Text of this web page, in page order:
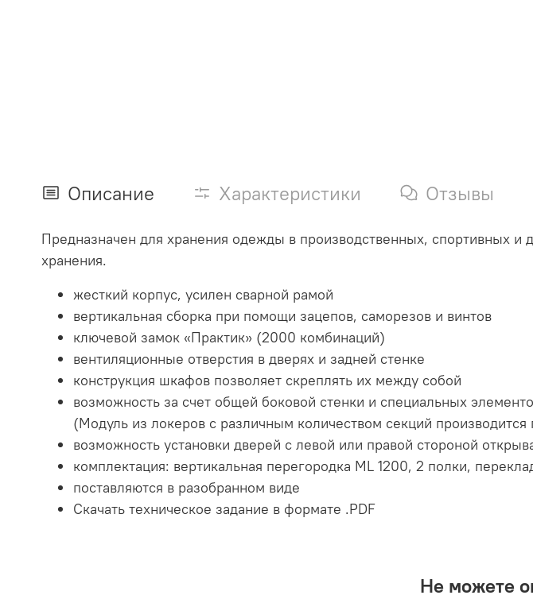
Описание Характеристики Отзывы
Предназначен для хранения одежды в производственных, спортивных и
хранения.
жесткий корпус, усилен сварной рамой
вертикальная сборка при помощи зацепов, саморезов и винтов
ключевой замок «Практик» (2000 комбинаций)
вентиляционные отверстия в дверях и задней стенке
конструкция шкафов позволяет скреплять их между собой
возможность за счет общей боковой стенки и специальных
(Модуль из локеров с различным количеством секций производится
возможность установки дверей с левой или правой стороной
комплектация: вертикальная перегородка ML 1200, 2 полки,
поставляются в разобранном виде
Скачать техническое задание в формате .PDF
Не можете